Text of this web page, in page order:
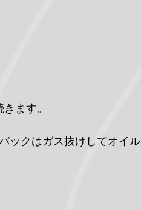
ます。
ックはガス抜けしてオイル